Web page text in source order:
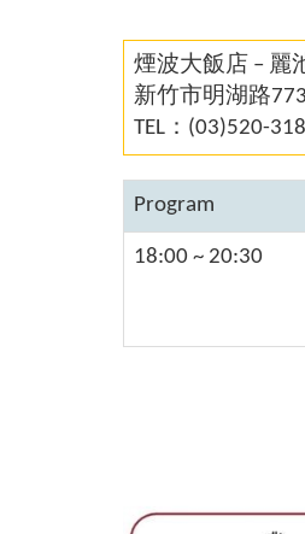
煙波大飯店 – 麗
新竹市明湖路
TEL：(03)520-
Program
18:00 ~ 20:30